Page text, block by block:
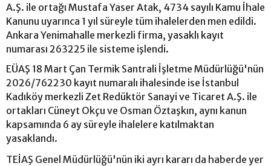
A.Ş. ile ortağı Mustafa Yaser Atak, 4734 sayılı Kamu İhale
Kanunu uyarınca 1 yıl süreyle tüm ihalelerden men edildi.
Ankara Yenimahalle merkezli firma, yasaklı kayıt
numarası 263225 ile sisteme işlendi.
EÜAŞ 18 Mart Çan Termik Santrali İşletme Müdürlüğü'nün
2026/762230 kayıt numaralı ihalesinde ise İstanbul
Kadıköy merkezli Zet Redüktör Sanayi ve Ticaret A.Ş. ile
ortakları Cüneyt Okçu ve Osman Öztaşkın, aynı kanun
kapsamında 6 ay süreyle ihalelere katılmaktan
yasaklandı.
TEİAŞ Genel Müdürlüğü'nün iki ayrı kararı da haberde yer